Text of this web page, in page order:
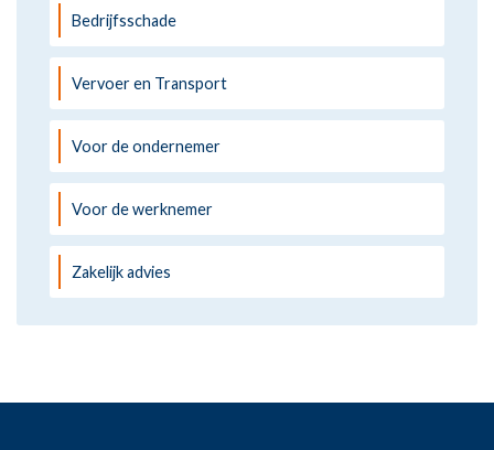
Bedrijfsschade
Vervoer en Transport
Voor de ondernemer
Voor de werknemer
Zakelijk advies